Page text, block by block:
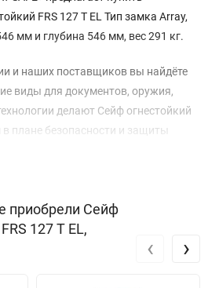
FRS 127 T EL Тип замка Array,
мм и глубина 546 мм, вес 291 кг.
и наших поставщиков вы найдёте
виды для документов, оружия,
делают Сейф огнестойкий
плане безопасности и защиты
приобрели Сейф
127 T EL,
‹ ›